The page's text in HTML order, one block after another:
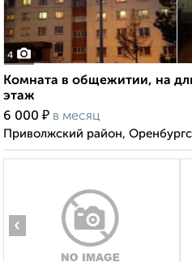
4
Комната в общежитии, на
этаж
6 000 ₽ в месяц
Приволжский район,
‹